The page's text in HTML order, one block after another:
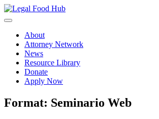
Skip
to
About
Attorney Network
News
Resource Library
Donate
Apply Now
Format: Seminario Web